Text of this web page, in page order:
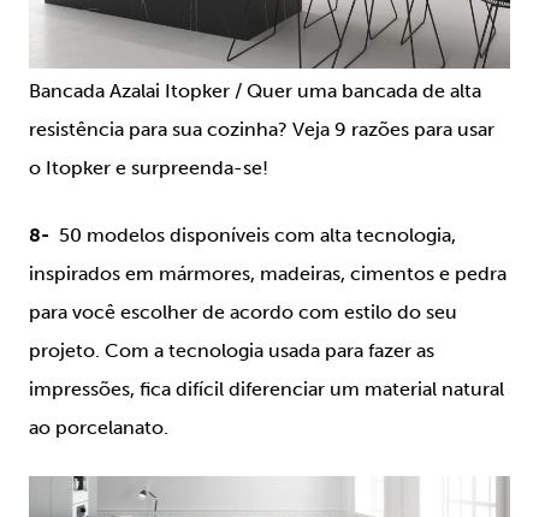
Bancada Azalai Itopker / Quer uma bancada de alta
resistência para sua cozinha? Veja 9 razões para usar
o Itopker e surpreenda-se!
8- 50 modelos disponíveis com alta tecnologia,
inspirados em mármores, madeiras, cimentos e pedra
para você escolher de acordo com estilo do seu
projeto. Com a tecnologia usada para fazer as
impressões, fica difícil diferenciar um material natural
ao porcelanato.